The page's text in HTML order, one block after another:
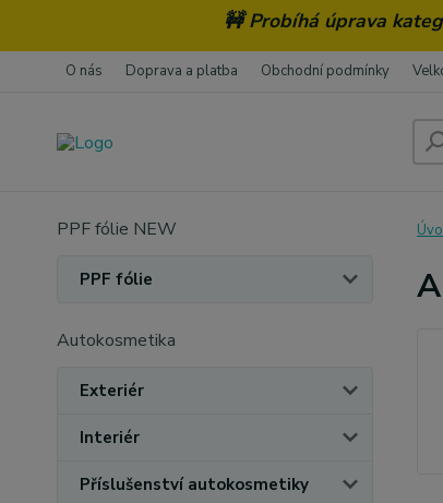
🚧 Probíhá úprava
O nás Doprava a platba Obchodní podmínky
PPF fólie NEW
PPF fólie
Autokosmetika
Exteriér
Interiér
Příslušenství autokosmetiky